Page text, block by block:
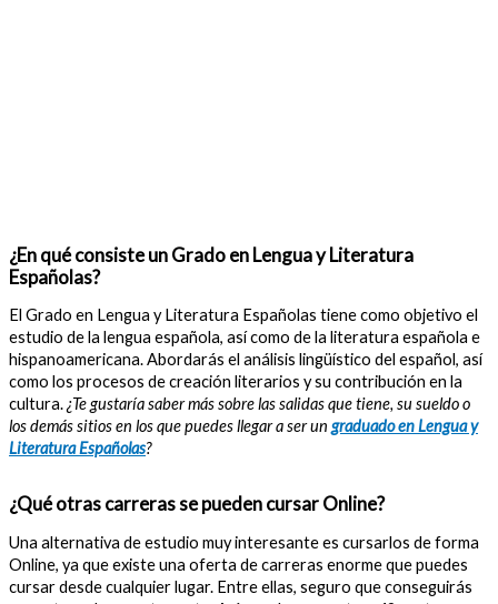
¿En qué consiste un Grado en Lengua y Literatura
Españolas?
El Grado en Lengua y Literatura Españolas tiene como objetivo el
estudio de la lengua española, así como de la literatura española e
hispanoamericana. Abordarás el análisis lingüístico del español, así
como los procesos de creación literarios y su contribución en la
cultura.¿Te gustaría saber más sobre las salidas que tiene, su sueldo o
los demás sitios en los que puedes llegar a ser un graduado en Lengua y
Literatura Españolas?
¿Qué otras carreras se pueden cursar Online?
Una alternativa de estudio muy interesante es cursarlos de forma
Online, ya que existe una oferta de carreras enorme que puedes
cursar desde cualquier lugar. Entre ellas, seguro que conseguirás